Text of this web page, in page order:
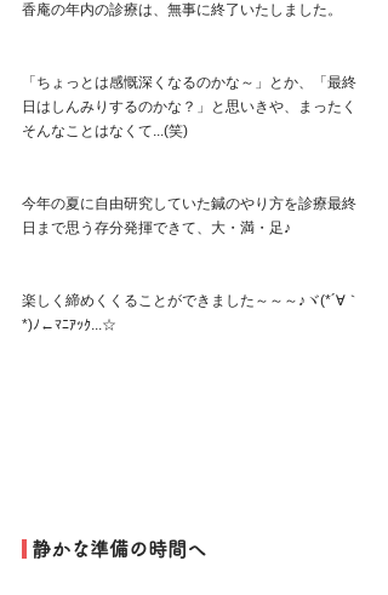
香庵の年内の診療は、無事に終了いたしました。
「ちょっとは感慨深くなるのかな～」とか、「最終
日はしんみりするのかな？」と思いきや、まったく
そんなことはなくて...(笑)
今年の夏に自由研究していた鍼のやり方を診療最終
日まで思う存分発揮できて、大・満・足♪
楽しく締めくくることができました～～～♪ヾ(*´∀｀
*)ﾉ←ﾏﾆｱｯｸ...☆
静かな準備の時間へ